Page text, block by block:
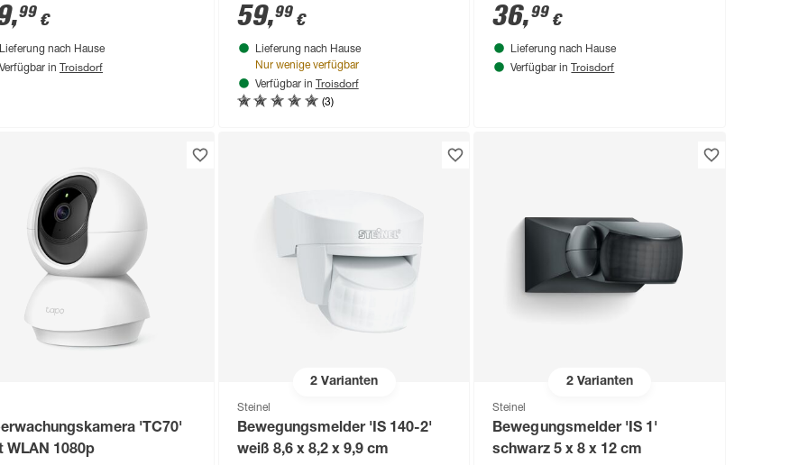
,99 €
Lieferung nach Hause
Verfügbar in Troisdorf
66
59,99€
Lieferung nach Hause
Nur wenige verfügbar
Verfügbar in Troisdorf
(3)
36,99 €
Lieferung nach Hause
Verfügbar in Troisdorf
'TC70'
WLAN 1080p
2 Varianten
Steinel
Bewegungsmelder 'IS 140-2'
weiß 8,6 x 8,2 x 9,9 cm
2 Varianten
Steinel
Bewegungsmelder 'IS 1'
schwarz 5 x 8 x 12 cm